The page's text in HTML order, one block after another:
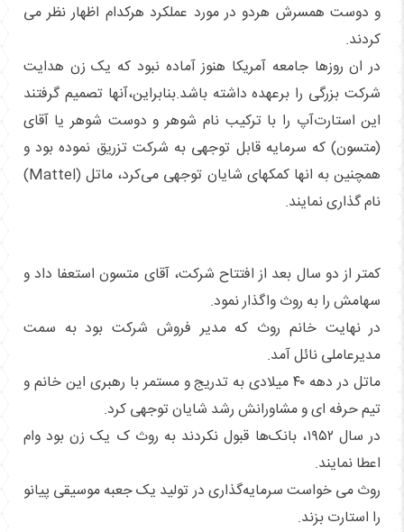
و دوست همسرش هردو در مورد عملکرد هرکدام اظهار نظر می
کردند.
در ان روزها جامعه آمریکا هنوز آماده نبود که یک زن هدایت
شرکت بزرگی را برعهده داشته باشد.بنابراین،آنها تصمیم گرفتند
این استارت‌آپ را با ترکیب نام شوهر و دوست شوهر یا آقای
(متسون) که سرمایه قابل توجهی به شرکت تزریق نموده بود و
همچنین به انها کمکهای شایان توجهی می‌کرد، ماتل (Mattel)
نام گذاری نمایند.
کمتر از دو سال بعد از افتتاح شرکت، آقای متسون استعفا داد و
سهامش را به روث واگذار نمود.
در نهایت خانم روث که مدیر فروش شرکت بود به سمت
مدیرعاملی نائل آمد.
ماتل در دهه ۴۰ میلادی به تدریج و مستمر با رهبری این خانم و
تیم حرفه ای و مشاورانش رشد شایان توجهی کرد.
در سال ۱۹۵۲، بانک‌ها قبول نکردند به روث ک یک زن بود وام
اعطا نمایند.
روث می خواست سرمایه‌گذاری در تولید یک جعبه موسیقی پیانو
را استارت بزند.